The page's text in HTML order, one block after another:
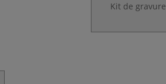
Kit de gravure